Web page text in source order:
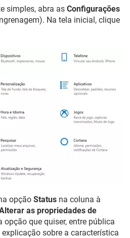
simples, abra as Configurações
Na tela inicial, clique
opção Status na coluna à
as propriedades de
opção que quiser, entre pública
sobre a característica